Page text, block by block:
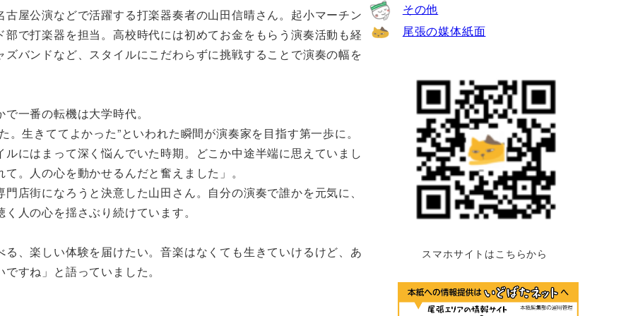
屋公演などで活躍する打楽器奏者の山田信晴さん。起小マーチン
で打楽器を担当。高校時代には初めてお金をもらう演奏活動も経
バンドなど、スタイルにこだわらずに挑戦することで演奏の幅を
一番の転機は大学時代。
生きててよかった”といわれた瞬間が演奏家を目指す第一歩に。
にはまって深く悩んでいた時期。どこか中途半端に思えていまし
。人の心を動かせるんだと奮えました」。
店街になろうと決意した山田さん。自分の演奏で誰かを元気に、
人の心を揺さぶり続けています。
、楽しい体験を届けたい。音楽はなくても生きていけるけど、あ
すね」と語っていました。
その他
尾張の媒体紙面
スマホサイトはこちらから